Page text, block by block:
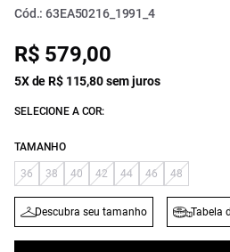
Cód.: 63EA50216_1991_4
R$ 579,00
5X de R$ 115,80 sem juros
SELECIONE A COR:
TAMANHO
36 38 40 42 44 46 48
Descubra seu tamanho Tabela